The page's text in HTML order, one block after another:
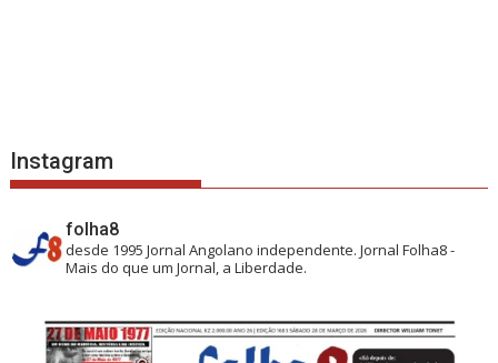
Instagram
folha8
desde 1995 Jornal Angolano independente.Jornal Folha8 -
Mais do que um Jornal, a Liberdade.